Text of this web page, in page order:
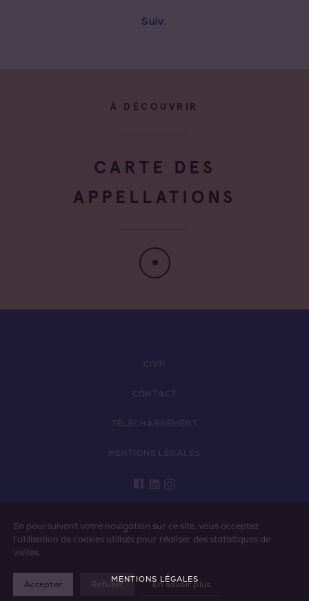
En poursuivant votre navigation sur ce site, vous acceptez
l’utilisation de cookies utilisés pour réaliser des statistiques de
visites.
Accepter Refuser En savoir plus
MENTIONS LÉGALES
Suiv.
À DÉCOUVRIR
CARTE DES
APPELLATIONS
L'ABUS D’ALCOOL EST DANGEREUX POUR LA
SANTÉ - À CONSOMMER AVEC MODÉRATION